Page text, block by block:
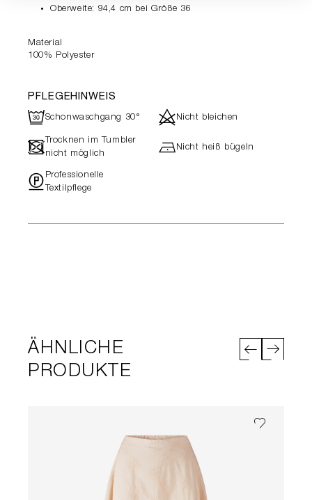
Oberweite: 94,4 cm bei Größe 36
Material
100% Polyester
PFLEGEHINWEIS
RSchonwaschgang 30° dNicht bleichen
- Trocknen im Tumbler
nicht möglich
hNicht heiß bügeln
"Professionelle
Textilpflege
ÄHNLICHE
PRODUKTE